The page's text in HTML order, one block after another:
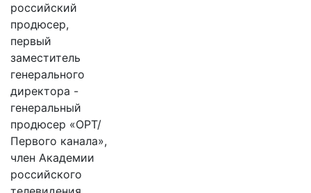
российский
продюсер,
первый
заместитель
генерального
директора -
генеральный
продюсер «ОРТ/
Первого канала»,
член Академии
российского